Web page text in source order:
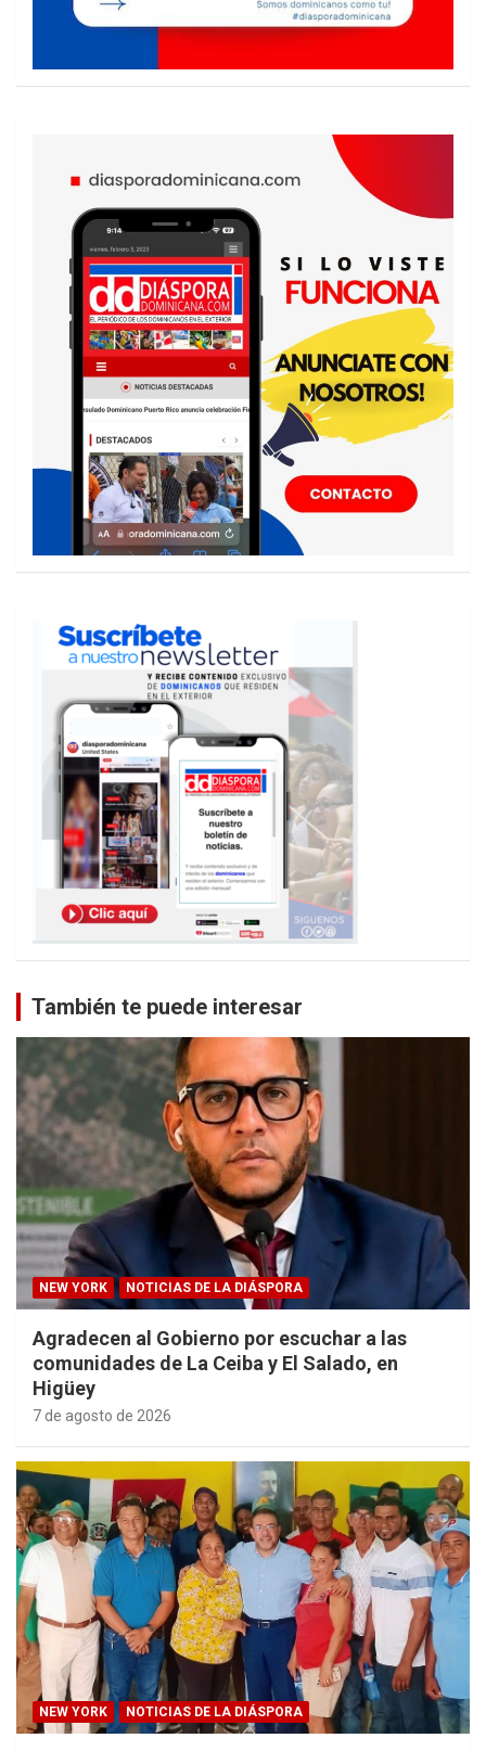
También te puede interesar
NEW YORK NOTICIAS DE LA DIÁSPORA
Agradecen al Gobierno por escuchar a las
comunidades de La Ceiba y El Salado, en
Higüey
7 de agosto de 2026
NEW YORK NOTICIAS DE LA DIÁSPORA